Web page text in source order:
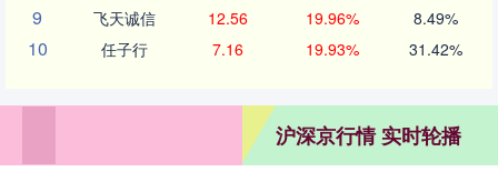
9 飞天诚信 12.56 19.96% 8.49%
10 任子行 7.16 19.93% 31.42%
沪深京行情 实时轮播